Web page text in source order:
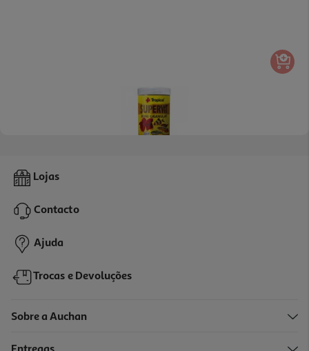
Comida Peixes Tropical Supervit Mini Granulat 100ml
5,99 €
Lojas
Contacto
Ajuda
Trocas e Devoluções
Sobre a Auchan